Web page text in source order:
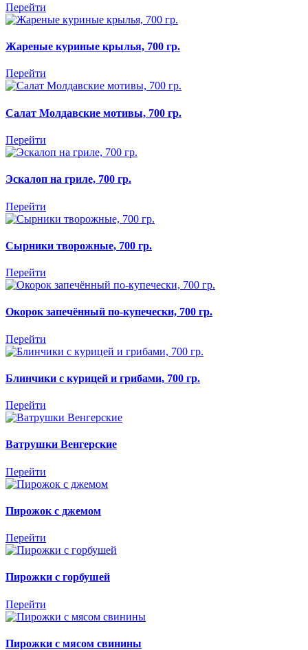
Перейти
Жареные куриные крылья, 700 гр.
Перейти
Салат Молдавские мотивы, 700 гр.
Перейти
Эскалоп на гриле, 700 гр.
Перейти
Сырники творожные, 700 гр.
Перейти
Окорок запечённый по-купечески, 700 гр.
Перейти
Блинчики с курицей и грибами, 700 гр.
Перейти
Ватрушки Венгерские
Перейти
Пирожок с джемом
Перейти
Пирожки с горбушей
Перейти
Пирожки с мясом свинины